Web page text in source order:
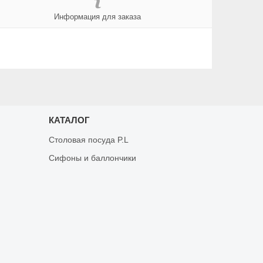
Информация для заказа
КАТАЛОГ
Столовая посуда P.L
Сифоны и баллончики